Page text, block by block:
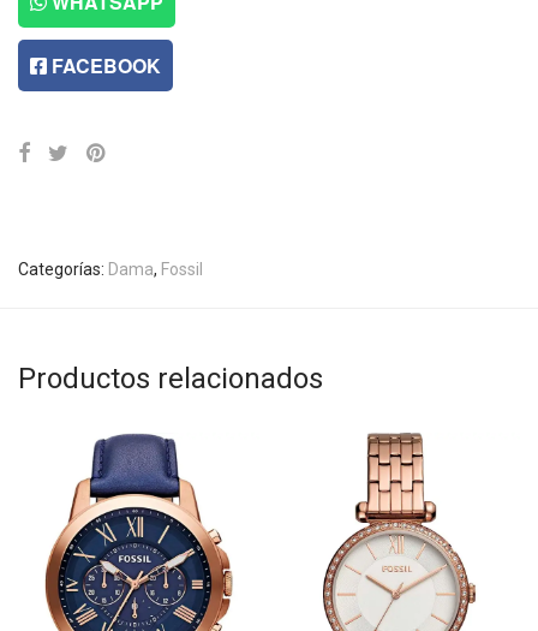
FACEBOOK
Categorías: Dama, Fossil
Productos relacionados